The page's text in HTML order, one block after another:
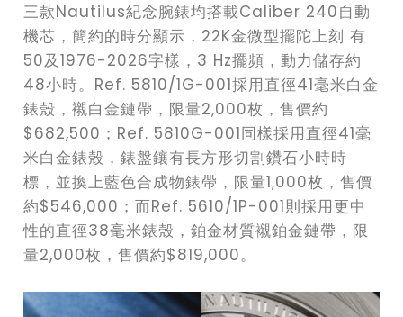
三款Nautilus紀念腕錶均搭載Caliber 240自動
機芯，簡約的時分顯示，22K金微型擺陀上刻 有
50及1976-2026字樣，3 Hz擺頻，動力儲存約
48小時。Ref. 5810/1G-001採用直徑41毫米白金
錶殼，襯白金鏈帶，限量2,000枚，售價約
$682,500；Ref. 5810G-001同樣採用直徑41毫
米白金錶殼，錶盤鑲有長方形切割鑽石小時時
標，並換上藍色合成物錶帶，限量1,000枚，售價
約$546,000；而Ref. 5610/1P-001則採用更中
性的直徑38毫米錶殼，鉑金材質襯鉑金鏈帶，限
量2,000枚，售價約$819,000。